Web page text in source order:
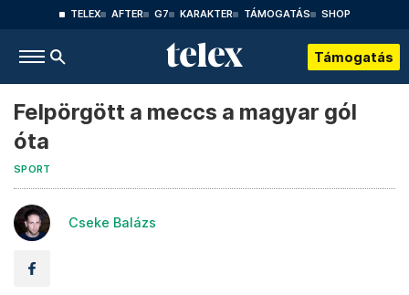
TELEX AFTER G7 KARAKTER TÁMOGATÁS SHOP
Támogatás
Felpörgött a meccs a magyar gól
óta
SPORT
Cseke Balázs